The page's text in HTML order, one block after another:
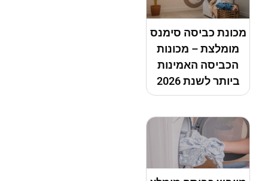
מכונת כביסה סימנס
מומלצת – מכונות
הכביסה האמינות
ביותר לשנת 2026